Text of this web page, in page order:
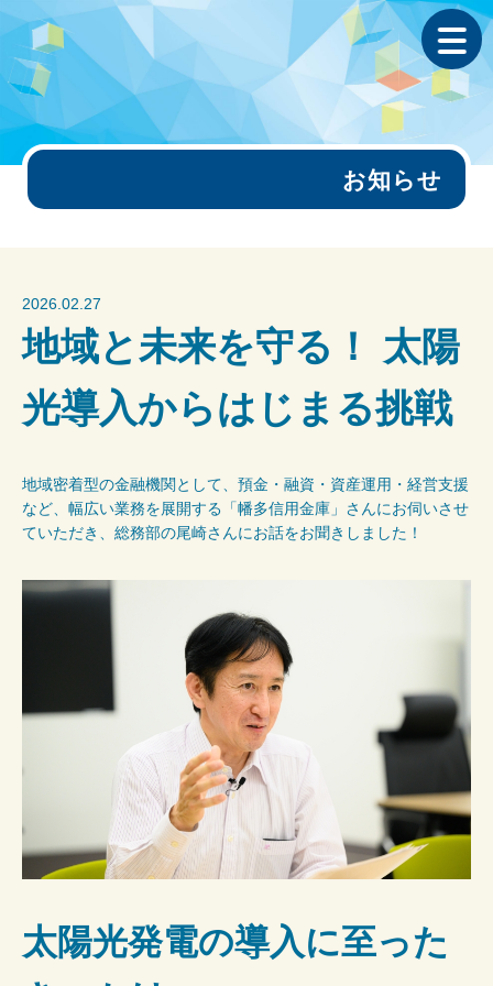
お知らせ
2026.02.27
地域と未来を守る！ 太陽
光導入からはじまる挑戦
地域密着型の金融機関として、預金・融資・資産運用・経営支援
など、幅広い業務を展開する「幡多信用金庫」さんにお伺いさせ
ていただき、総務部の尾崎さんにお話をお聞きしました！
太陽光発電の導入に至った